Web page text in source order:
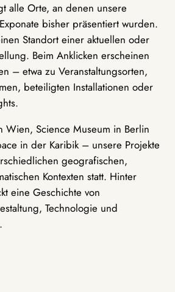
alle Orte, an denen unsere
bisher präsentiert wurden.
Standort einer aktuellen oder
Beim Anklicken erscheinen
– etwa zu Veranstaltungsorten,
beteiligten Installationen oder
Wien, Science Museum in Berlin
in der Karibik – unsere Projekte
geografischen,
Kontexten statt. Hinter
eine Geschichte von
Technologie und